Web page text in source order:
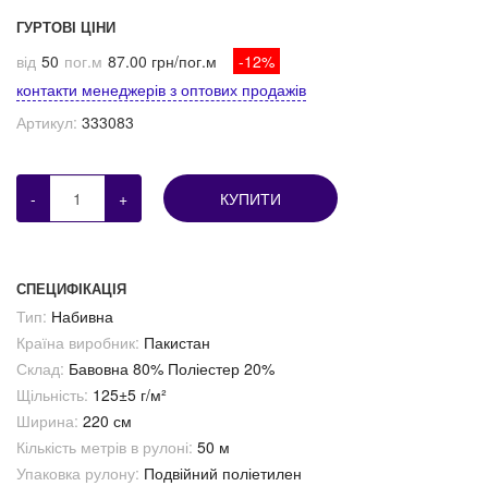
ГУРТОВІ ЦІНИ
від 50 пог.м 87.00 грн/пог.м
-12%
контакти менеджерів з оптових продажів
Артикул: 333083
- + КУПИТИ
СПЕЦИФІКАЦІЯ
Тип: Набивна
Країна виробник: Пакистан
Склад: Бавовна 80% Поліестер 20%
Щільність: 125±5 г/м²
Ширина: 220 см
Кількість метрів в рулоні: 50 м
Упаковка рулону: Подвійний поліетилен